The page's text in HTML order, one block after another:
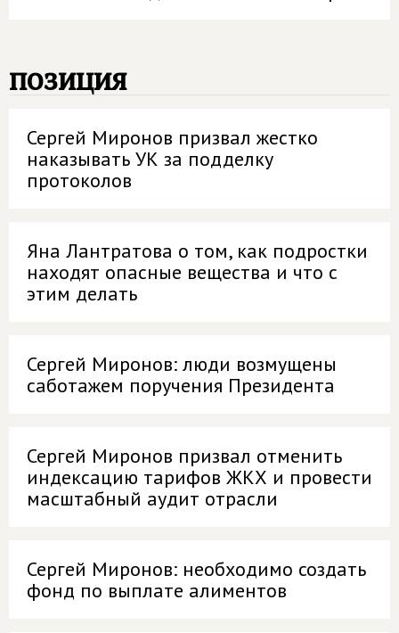
позиция
Сергей Миронов призвал жестко
наказывать УК за подделку
протоколов
Яна Лантратова о том, как подростки
находят опасные вещества и что с
этим делать
Сергей Миронов: люди возмущены
саботажем поручения Президента
Сергей Миронов призвал отменить
индексацию тарифов ЖКХ и провести
масштабный аудит отрасли
Сергей Миронов: необходимо создать
фонд по выплате алиментов